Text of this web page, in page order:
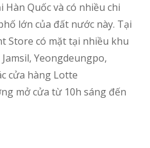
Quốc và có nhiều chi
lớn của đất nước này. Tại
Store có mặt tại nhiều khu
Yeongdeungpo,
cửa hàng Lotte
mở cửa từ 10h sáng đến